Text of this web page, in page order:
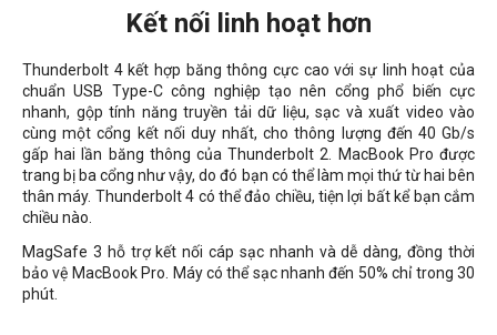
Kết nối linh hoạt hơn
Thunderbolt 4 kết hợp băng thông cực cao với sự linh hoạt của
chuẩn USB Type-C công nghiệp tạo nên cổng phổ biến cực
nhanh, gộp tính năng truyền tải dữ liệu, sạc và xuất video vào
cùng một cổng kết nối duy nhất, cho thông lượng đến 40 Gb/s
gấp hai lần băng thông của Thunderbolt 2. MacBook Pro được
trang bị ba cổng như vậy, do đó bạn có thể làm mọi thứ từ hai bên
thân máy. Thunderbolt 4 có thể đảo chiều, tiện lợi bất kể bạn cắm
chiều nào.
MagSafe 3 hỗ trợ kết nối cáp sạc nhanh và dễ dàng, đồng thời
bảo vệ MacBook Pro. Máy có thể sạc nhanh đến 50% chỉ trong 30
phút.